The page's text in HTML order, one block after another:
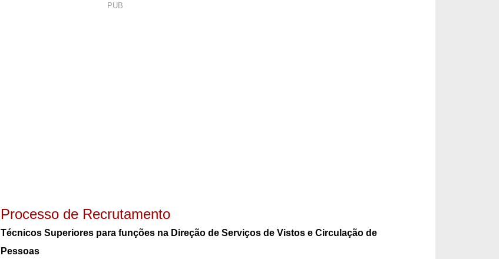
PUB
Processo de Recrutamento
Técnicos Superiores para funções na Direção de Serviços de Vistos e Circulação de
Pessoas